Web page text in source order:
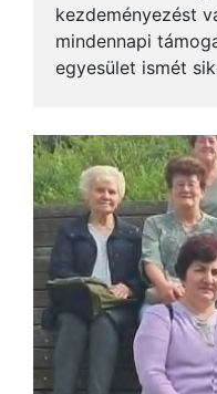
kezdeményezést
mindennapi
egyesület ismét